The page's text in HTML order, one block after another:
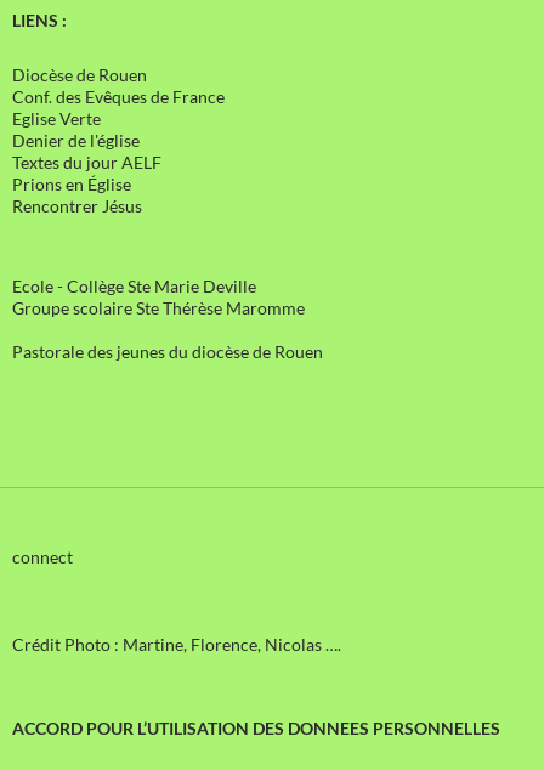
LIENS :
Diocèse de Rouen
Conf. des Evêques de France
Eglise Verte
Denier de l'église
Textes du jour AELF
Prions en Église
Rencontrer Jésus
Ecole - Collège Ste Marie Deville
Groupe scolaire Ste Thérèse Maromme
Pastorale des jeunes du diocèse de Rouen
connect
Crédit Photo : Martine, Florence, Nicolas ….
ACCORD POUR L’UTILISATION DES DONNEES PERSONNELLES